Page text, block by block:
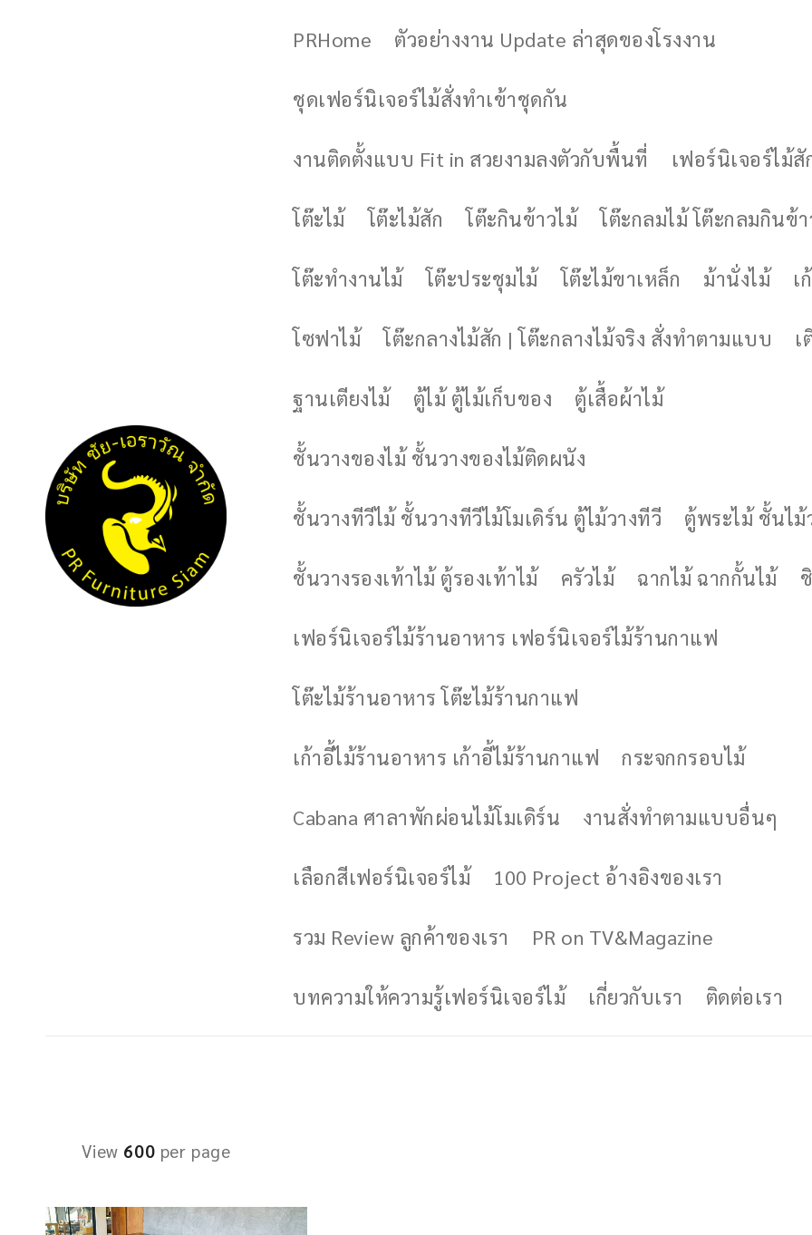
PRHome ตัวอย่างงาน Update ล่าสุดของโรงงาน
ชุดเฟอร์นิเจอร์ไม้สั่งทำเข้าชุดกัน
งานติดตั้งแบบ Fit in สวยงามลงตัวกับพื้นที่ เฟอร์นิเจอร์ไม้สั
โต๊ะไม้ โต๊ะไม้สัก โต๊ะกินข้าวไม้ โต๊ะกลมไม้ โต๊ะกลมกินข้า
โต๊ะทำงานไม้ โต๊ะประชุมไม้ โต๊ะไม้ขาเหล็ก ม้านั่งไม้ เ
โซฟาไม้ โต๊ะกลางไม้สัก | โต๊ะกลางไม้จริง สั่งทำตามแบบ เ
ฐานเตียงไม้ ตู้ไม้ ตู้ไม้เก็บของ ตู้เสื้อผ้าไม้
ชั้นวางของไม้ ชั้นวางของไม้ติดผนัง
ชั้นวางทีวีไม้ ชั้นวางทีวีไม้โมเดิร์น ตู้ไม้วางทีวี ตู้พระไม้ ชั้นไม้
ชั้นวางรองเท้าไม้ ตู้รองเท้าไม้ ครัวไม้ ฉากไม้ ฉากกั้นไม้
เฟอร์นิเจอร์ไม้ร้านอาหาร เฟอร์นิเจอร์ไม้ร้านกาแฟ
โต๊ะไม้ร้านอาหาร โต๊ะไม้ร้านกาแฟ
เก้าอี้ไม้ร้านอาหาร เก้าอี้ไม้ร้านกาแฟ กระจกกรอบไม้
Cabana ศาลาพักผ่อนไม้โมเดิร์น งานสั่งทำตามแบบอื่นๆ
เลือกสีเฟอร์นิเจอร์ไม้ 100 Project อ้างอิงของเรา
รวม Review ลูกค้าของเรา PR on TV&Magazine
บทความให้ความรู้เฟอร์นิเจอร์ไม้ เกี่ยวกับเรา ติดต่อเรา
View 600 per page